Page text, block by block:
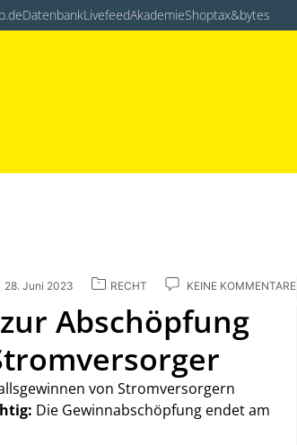
DatenbankLivefeedAkademieShoptax&bytes
28. Juni 2023 RECHT KEINE KOMMENTARE
Abschöpfung
von Stromversorgern
Die Gewinnabschöpfung endet am